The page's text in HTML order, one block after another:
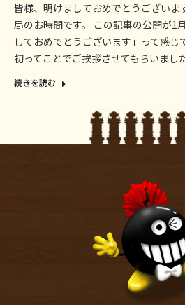
皆様、明けましておめでとうございま
局のお時間です。 この記事の公開が1
しておめでとうございます」って感
初ってことでご挨拶させてもらいまし
続きを読む